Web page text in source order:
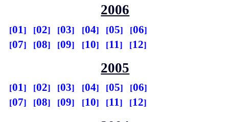
2006
01 02 03 04 05
06
07
08 09 10 11 12
2005
01 02 03 04 05
06
07
08 09 10 11 12